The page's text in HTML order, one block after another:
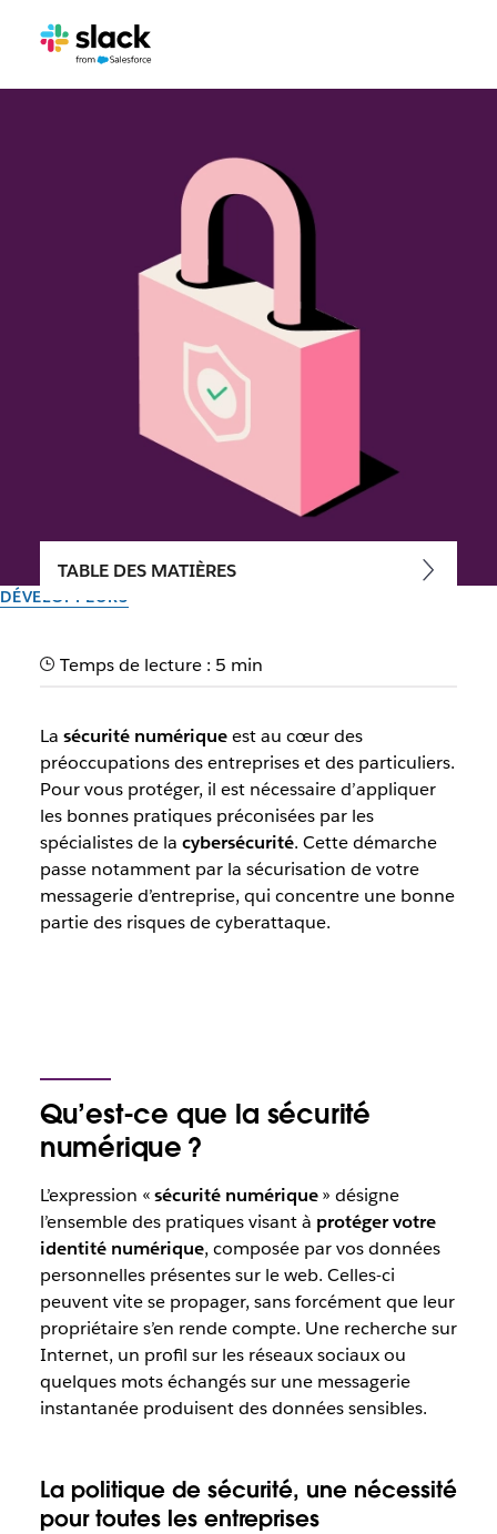
DÉVELOPPEURS
Comment assurer votre
Les bonnes pratiques pour assurer la sécurité de votre
entreprise et la protéger des cyberattaques.
Par l’équipe Slack
3 novembre 2022
TABLE DES MATIÈRES
Temps de lecture : 5 min
La sécurité numériqueest au cœur des
préoccupations des entreprises et des particuliers.
Pour vous protéger, il est nécessaire d’appliquer
les bonnes pratiques préconisées par les
spécialistes de la cybersécurité. Cette démarche
passe notamment par la sécurisation de votre
messagerie d’entreprise, qui concentre une bonne
partie des risques de cyberattaque.
Qu’est-ce que la sécurité
numérique ?
L’expression «sécurité numérique» désigne
l’ensemble des pratiques visant à protéger votre
identité numérique, composée par vos données
personnelles présentes sur le web. Celles-ci
peuvent vite se propager, sans forcément que leur
propriétaire s’en rende compte. Une recherche sur
Internet, un profil sur les réseaux sociaux ou
quelques mots échangés sur une messagerie
instantanée produisent des données sensibles.
La politique de sécurité, une nécessité
pour toutes les entreprises